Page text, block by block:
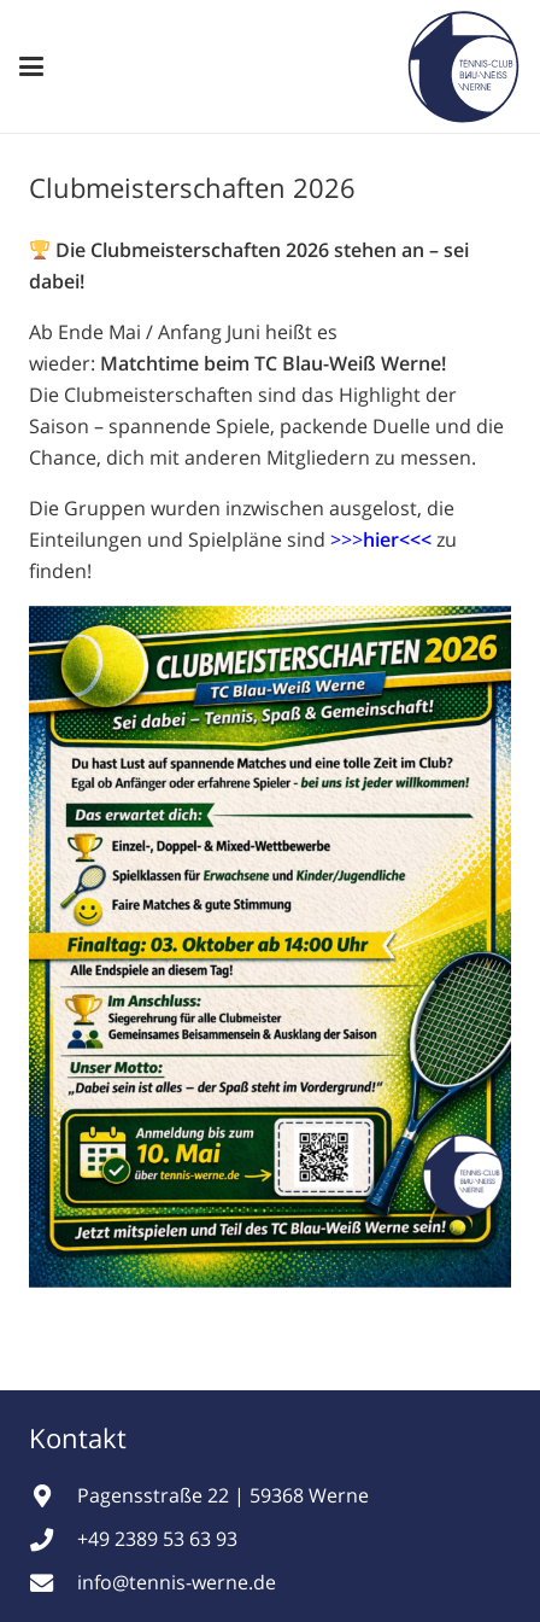
Clubmeisterschaften 2026
Die Clubmeisterschaften 2026 stehen an – sei
dabei!
Ab Ende Mai / Anfang Juni heißt es
wieder: Matchtime beim TC Blau-Weiß Werne!
Die Clubmeisterschaften sind das Highlight der
Saison – spannende Spiele, packende Duelle und die
Chance, dich mit anderen Mitgliedern zu messen.
Die Gruppen wurden inzwischen ausgelost, die
Einteilungen und Spielpläne sind >>>hier<<<zu
finden!
Kontakt
Pagensstraße 22 | 59368 Werne
+49 2389 53 63 93
info@tennis-werne.de